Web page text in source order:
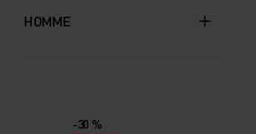
HOMME
-30 %